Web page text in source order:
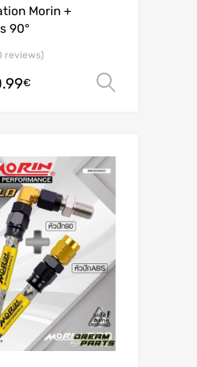
Morin +
90°
reviews)
€